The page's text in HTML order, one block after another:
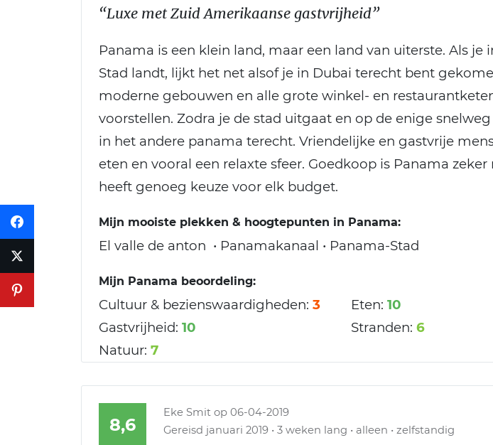
“Luxe met Zuid Amerikaanse gastvrijheid”
Panama is een klein land, maar een land van uiterste. Als je
Stad landt, lijkt het net alsof je in Dubai terecht bent
moderne gebouwen en alle grote winkel- en
voorstellen. Zodra je de stad uitgaat en op de enige
in het andere panama terecht. Vriendelijke en gastvrije
eten en vooral een relaxte sfeer. Goedkoop is Panama
heeft genoeg keuze voor elk budget.
Mijn mooiste plekken & hoogtepunten in Panama:
El valle de anton • Panamakanaal • Panama-Stad
Mijn Panama beoordeling:
Cultuur & bezienswaardigheden: 3
Gastvrijheid: 10
Natuur: 7
Eten: 10
Stranden: 6
8,6
Eke Smit op 06-04-2019
Gereisd januari 2019 • 3 weken lang • alleen • zelfstandig